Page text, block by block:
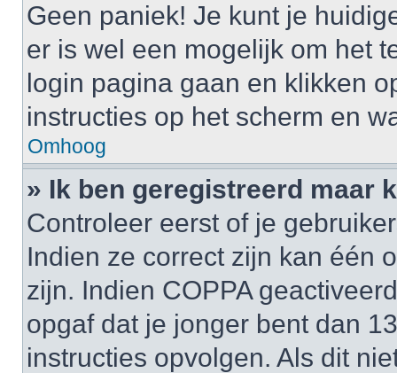
Geen paniek! Je kunt je
er is wel een mogelijk om het
login pagina gaan en klikken
instructies op het scherm en
Omhoog
» Ik ben geregistreerd maar
Controleer eerst of je
Indien ze correct zijn kan één
zijn. Indien COPPA
opgaf dat je jonger bent dan
instructies opvolgen. Als dit